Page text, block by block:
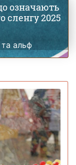
означають
сленгу 2025
та альф